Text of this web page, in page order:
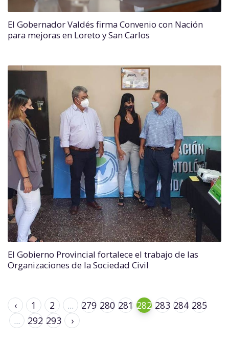
El Gobernador Valdés firma Convenio con Nación
para mejoras en Loreto y San Carlos
El Gobierno Provincial fortalece el trabajo de las
Organizaciones de la Sociedad Civil
‹ 1 2 ... 279 280 281 282 283 284 285
...
292 293 ›